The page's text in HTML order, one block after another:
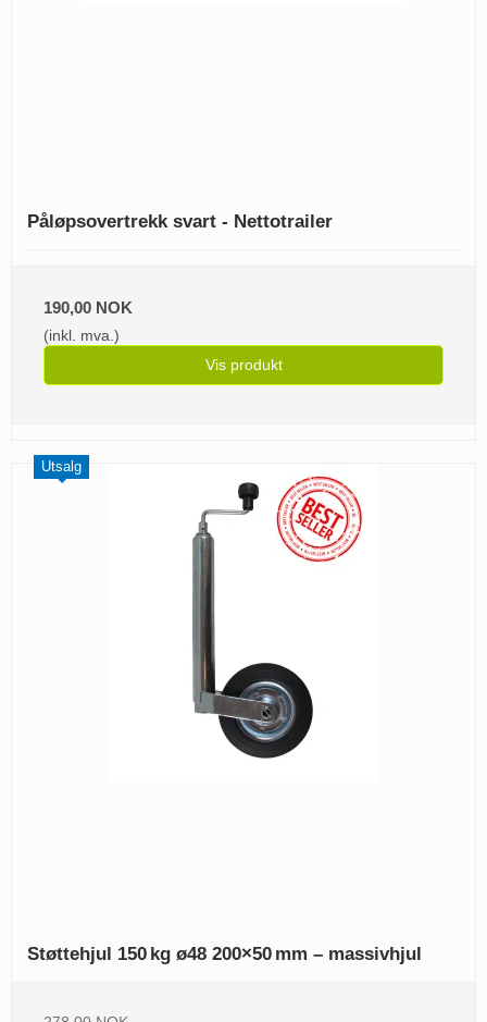
Påløpsovertrekk svart - Nettotrailer
190,00 NOK
(inkl. mva.)
Vis produkt
Utsalg
Støttehjul 150 kg ø48 200×50 mm – massivhjul